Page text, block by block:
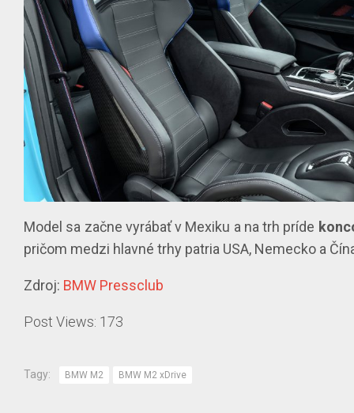
Model sa začne vyrábať v Mexiku a na trh príde
pričom medzi hlavné trhy patria USA, Nemecko a
Zdroj: BMW Pressclub
Post Views: 173
Tagy: BMW M2 BMW M2 xDrive